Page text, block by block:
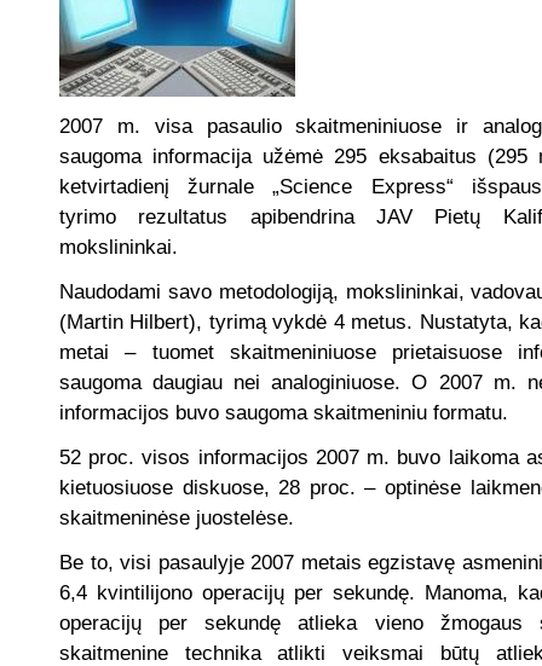
2007 m. visa pasaulio skaitmeniniuose ir
saugoma informacija užėmė 295 eksabaitus (295
ketvirtadienį žurnale „Science Express“
tyrimo rezultatus apibendrina JAV Pietų
mokslininkai.
Naudodami savo metodologiją, mokslininkai,
(Martin Hilbert), tyrimą vykdė 4 metus. Nustatyta,
metai – tuomet skaitmeniniuose prietaisuose
saugoma daugiau nei analoginiuose. O 2007 m.
informacijos buvo saugoma skaitmeniniu formatu.
52 proc. visos informacijos 2007 m. buvo laikoma
kietuosiuose diskuose, 28 proc. – optinėse
skaitmeninėse juostelėse.
Be to, visi pasaulyje 2007 metais egzistavę
6,4 kvintilijono operacijų per sekundę. Manoma,
operacijų per sekundę atlieka vieno žmogaus
skaitmenine technika atlikti veiksmai būtų